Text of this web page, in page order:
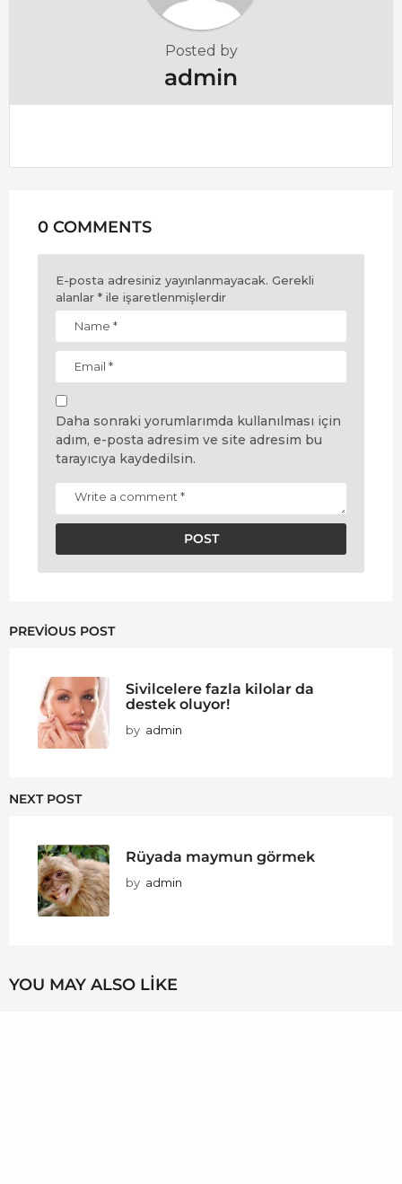
Posted by
admin
0 COMMENTS
E-posta adresiniz yayınlanmayacak. Gerekli
alanlar * ile işaretlenmişlerdir
Daha sonraki yorumlarımda kullanılması için
adım, e-posta adresim ve site adresim bu
tarayıcıya kaydedilsin.
PREVIOUS POST
Sivilcelere fazla kilolar da
destek oluyor!
by admin
NEXT POST
Rüyada maymun görmek
by admin
YOU MAY ALSO LIKE